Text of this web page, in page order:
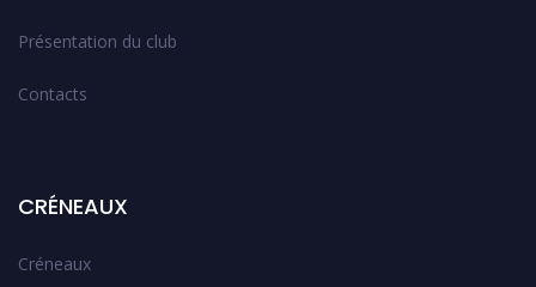
Présentation du club
Contacts
CRÉNEAUX
Créneaux